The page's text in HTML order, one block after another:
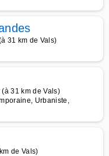
31 km de Vals)
31 km de Vals)
Urbaniste,
de Vals)